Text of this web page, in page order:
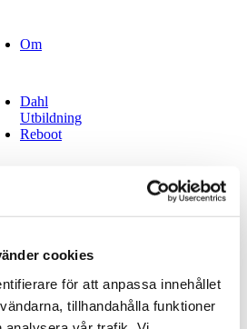
cookies
för att anpassa innehållet
tillhandahålla funktioner
Om
Dahl
Utbildning
Reboot
Stockholm
Göteborg
Malmö
Hyr vår lokal